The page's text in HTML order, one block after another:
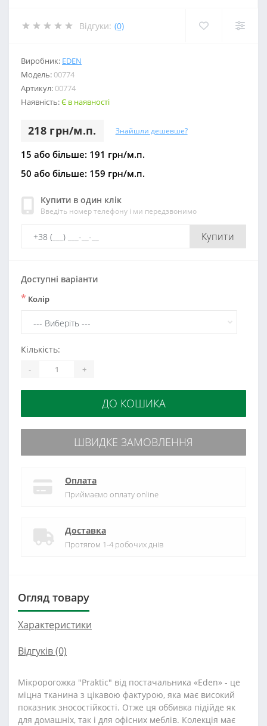
Відгуки: (0)
Виробник: EDEN
Модель:00774
Артикул:00774
Наявність:Є в наявності
218 грн/м.п. Знайшли дешевше?
15 або більше: 191 грн/м.п.
50 або більше: 159 грн/м.п.
Купити в один клік
Введіть номер телефону і ми передзвонимо
Купити
Доступні варіанти
* Колір
Кількість:
- +
ДО КОШИКА
ШВИДКЕ ЗАМОВЛЕННЯ
Оплата
Приймаємо оплату online
Доставка
Протягом 1-4 робочих днів
Огляд товару
Характеристики
Відгуків (0)
Мікророгожка "Praktic" від постачальника «Eden» - це
міцна тканина з цікавою фактурою, яка має високий
показник зносостійкості. Отже ця оббивка підійде як
для домашніх, так і для офісних меблів. Колекція має